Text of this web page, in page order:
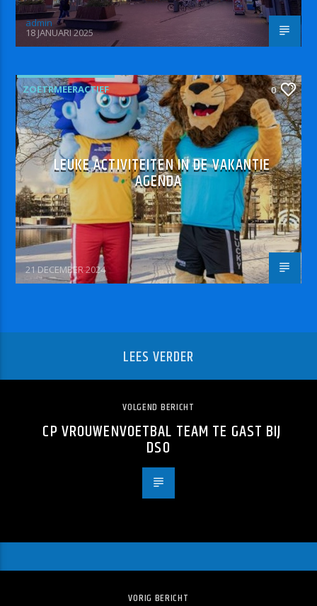
admin
18 JANUARI 2025
ZOETRMEERACTIEF 0
LEUKE ACTIVITEITEN IN DE VAKANTIE
AGENDA
21 DECEMBER 2024
LEES VERDER
VOLGEND BERICHT
CP VROUWENVOETBAL TEAM TE GAST BIJ
DSO
VORIG BERICHT